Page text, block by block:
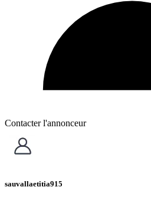
Contacter l'annonceur
sauvallaetitia915